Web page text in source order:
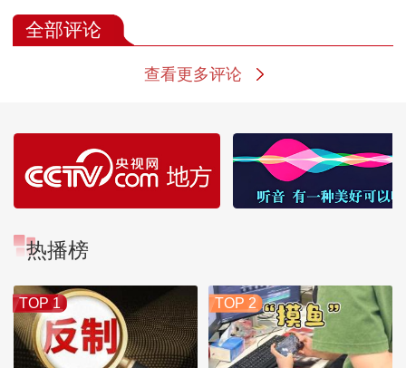
全部评论
查看更多评论
热播榜
TOP 1 TOP 2